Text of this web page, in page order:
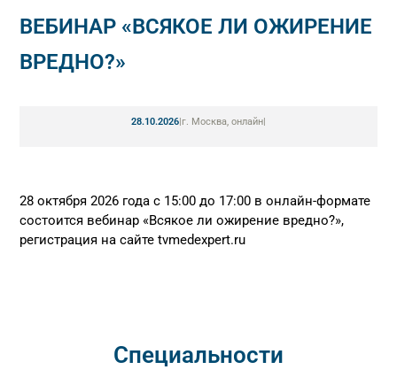
ВЕБИНАР «ВСЯКОЕ ЛИ ОЖИРЕНИЕ
ВРЕДНО?»
28.10.2026|г. Москва, онлайн|
28 октября 2026 года с 15:00 до 17:00 в онлайн-формате
состоится вебинар «Всякое ли ожирение вредно?»,
регистрация на сайте tvmedexpert.ru
Специальности